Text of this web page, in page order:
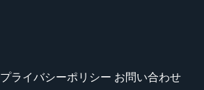
プライバシーポリシー お問い合わせ